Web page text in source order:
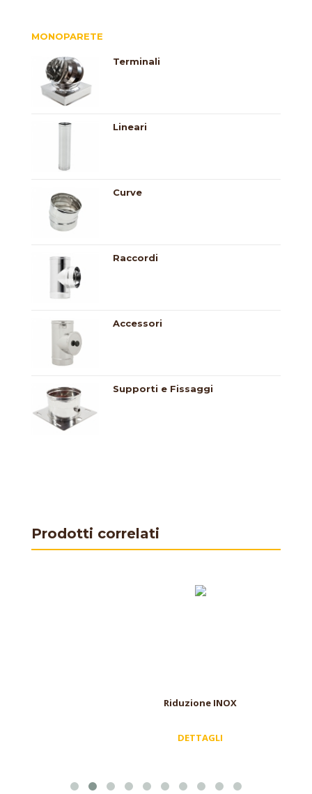
MONOPARETE
Terminali
Lineari
Curve
Raccordi
Accessori
Supporti e Fissaggi
Prodotti correlati
Riduzione INOX
DETTAGLI